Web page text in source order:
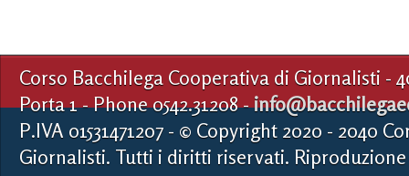
Corso Bacchilega Cooperativa di Giornalisti -
Porta 1 - Phone 0542.31208 -
P.IVA 01531471207 - © Copyright 2020 - 2040
Giornalisti. Tutti i diritti riservati.